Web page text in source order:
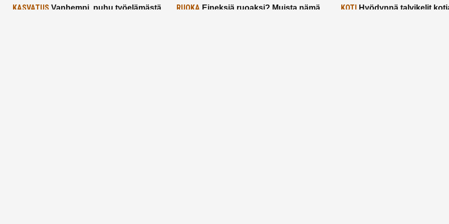
KASVATUS Vanhempi, puhu työelämästä
RUOKA Eineksiä ruoaksi? Muista nämä
KOTIHyödynnä talvikelit